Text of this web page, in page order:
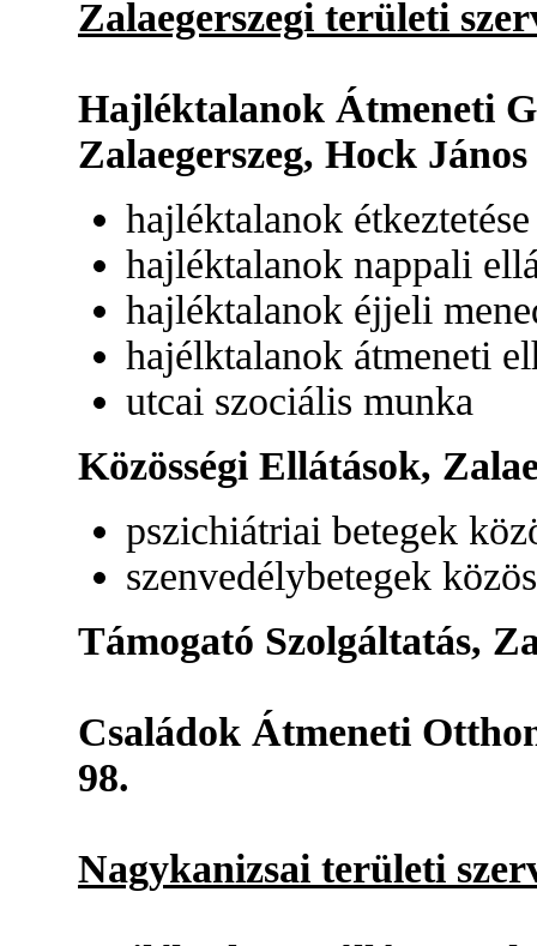
Zalaegerszegi területi
Hajléktalanok Átmeneti
Zalaegerszeg, Hock
hajléktalanok étkeztetése
hajléktalanok nappali
hajléktalanok éjjeli
hajélktalanok átmeneti
utcai szociális munka
Közösségi Ellátások,
pszichiátriai betegek
szenvedélybetegek
Támogató Szolgáltatás,
Családok Átmeneti
98.
Nagykanizsai területi